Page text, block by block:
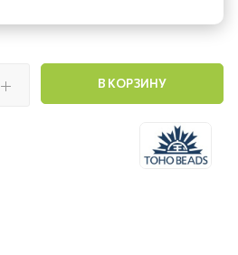
В КОРЗИНУ